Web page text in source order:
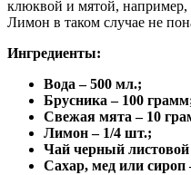
клюквой и мятой, например,
Лимон в таком случае не
Ингредиенты:
Вода – 500 мл.;
Брусника – 100
Свежая мята – 10
Лимон – 1/4 шт.;
Чай черный листовой
Сахар, мед или сироп